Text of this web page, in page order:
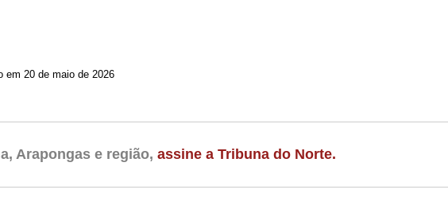
em 20 de maio de 2026
Arapongas e região, assine a Tribuna do Norte.